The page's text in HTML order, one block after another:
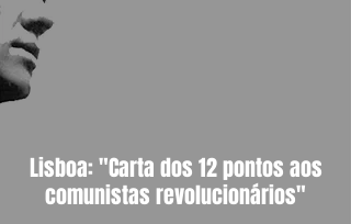
Lisboa: "Carta dos 12 pontos aos
comunistas revolucionários"